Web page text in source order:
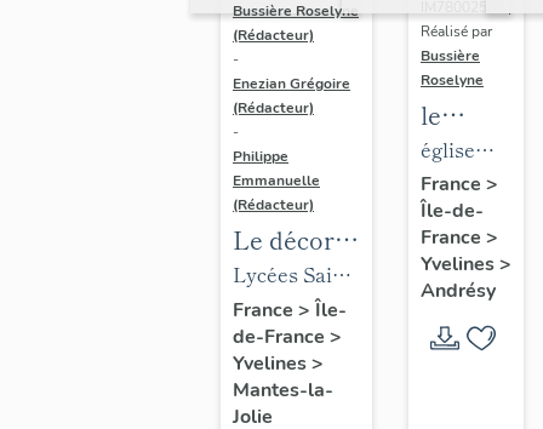
Bussière Roselyne
(Rédacteur)
-
Enezian Grégoire
(Rédacteur)
-
Philippe
Emmanuelle
(Rédacteur)
Le décor
des lycées
de Mantes
Lycées Saint-
Exupéry et
Jean Rostand
France > Île-
de-France >
Yvelines>
Mantes-la-
Jolie
Réalisé par
Bussière
Roselyne
le
mobilier
de
l'église
Saint-
Germain-
de-
Paris
église
paroissiale
Saint-
Germain
France >
Île-de-
France >
Yvelines>
Andrésy